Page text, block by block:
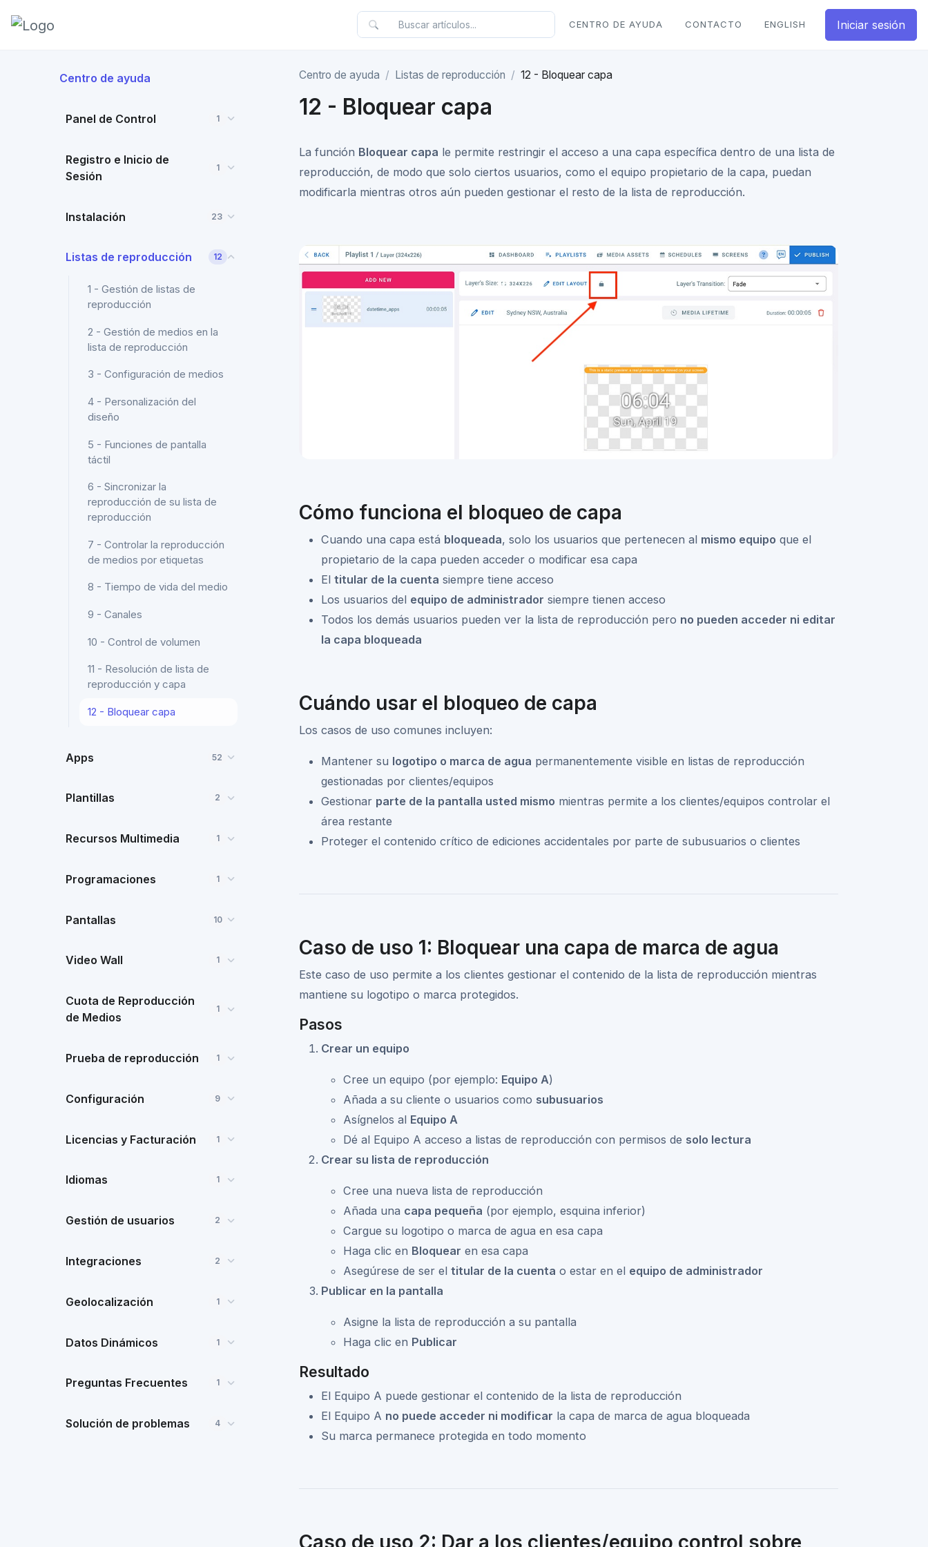
CENTRO DE AYUDA CONTACTO ENGLISH Iniciar sesión
Centro de ayuda
Panel de Control 1
Registro e Inicio de
Sesión
1
Instalación 23
Listas de reproducción 12
1 - Gestión de listas de
reproducción
2 - Gestión de medios en la
lista de reproducción
3 - Configuración de medios
4 - Personalización del
diseño
5 - Funciones de pantalla
táctil
6 - Sincronizar la
reproducción de su lista de
reproducción
7 - Controlar la reproducción
de medios por etiquetas
8 - Tiempo de vida del medio
9 - Canales
10 - Control de volumen
11 - Resolución de lista de
reproducción y capa
12 - Bloquear capa
Apps 52
Plantillas 2
Recursos Multimedia 1
Programaciones 1
Pantallas 10
Video Wall 1
Cuota de Reproducción
de Medios
1
Prueba de reproducción 1
Configuración 9
Licencias y Facturación 1
Idiomas 1
Gestión de usuarios 2
Integraciones 2
Geolocalización 1
Datos Dinámicos 1
Preguntas Frecuentes 1
Solución de problemas 4
Centro de ayuda Listas de reproducción 12 - Bloquear capa
12 - Bloquear capa
La función Bloquear capa le permite restringir el acceso a una capa específica dentro de una lista de
reproducción, de modo que solo ciertos usuarios, como el equipo propietario de la capa, puedan
modificarla mientras otros aún pueden gestionar el resto de la lista de reproducción.
Cómo funciona el bloqueo de capa
Cuando una capa está bloqueada, solo los usuarios que pertenecen al mismo equipo que el
propietario de la capa pueden acceder o modificar esa capa
El titular de la cuenta siempre tiene acceso
Los usuarios del equipo de administrador siempre tienen acceso
Todos los demás usuarios pueden ver la lista de reproducción pero no pueden acceder ni editar
la capa bloqueada
Cuándo usar el bloqueo de capa
Los casos de uso comunes incluyen:
Mantener su logotipo o marca de agua permanentemente visible en listas de reproducción
gestionadas por clientes/equipos
Gestionar parte de la pantalla usted mismo mientras permite a los clientes/equipos controlar el
área restante
Proteger el contenido crítico de ediciones accidentales por parte de subusuarios o clientes
Caso de uso 1: Bloquear una capa de marca de agua
Este caso de uso permite a los clientes gestionar el contenido de la lista de reproducción mientras
mantiene su logotipo o marca protegidos.
Pasos
Crear un equipo
Cree un equipo (por ejemplo: Equipo A)
Añada a su cliente o usuarios como subusuarios
Asígnelos al Equipo A
Dé al Equipo A acceso a listas de reproducción con permisos de solo lectura
Crear su lista de reproducción
Cree una nueva lista de reproducción
Añada una capa pequeña (por ejemplo, esquina inferior)
Cargue su logotipo o marca de agua en esa capa
Haga clic en Bloquear en esa capa
Asegúrese de ser el titular de la cuenta o estar en el equipo de administrador
Publicar en la pantalla
Asigne la lista de reproducción a su pantalla
Haga clic en Publicar
Resultado
El Equipo A puede gestionar el contenido de la lista de reproducción
El Equipo A no puede acceder ni modificar la capa de marca de agua bloqueada
Su marca permanece protegida en todo momento
Caso de uso 2: Dar a los clientes/equipo control sobre